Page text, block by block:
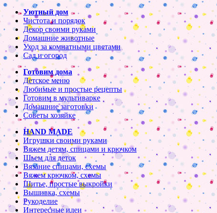
Уютный дом
Чистота и порядок
Декор своими руками
Домашние животные
Уход за комнатными цветами
Сад и огород
Готовим дома
Детское меню
Любимые и простые рецепты
Готовим в мультиварке
Домашние заготовки
Советы хозяйке
HAND MADE
Игрушки своими руками
Вяжем детям, спицами и крючком
Шьем для деток
Вязание спицами, схемы
Вяжем крючком, схемы
Шитье, простые выкройки
Вышивка, схемы
Рукоделие
Интересные идеи